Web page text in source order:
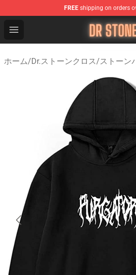
FREE shipping on orders
Open menu
Dr Stone Store - Official Dr
ホーム/Dr.ストーンクロス/ストーン